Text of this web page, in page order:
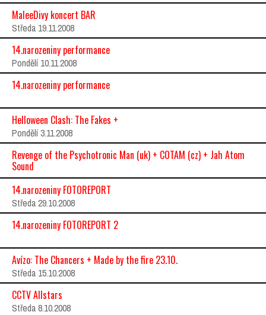
MaleeDivy koncert BAR
Středa 19.11.2008
14.narozeniny performance
Pondělí 10.11.2008
14.narozeniny performance
Helloween Clash: The Fakes +
Pondělí 3.11.2008
Revenge of the Psychotronic Man (uk) + COTAM (cz) + Jah Atom
Sound
14.narozeniny FOTOREPORT
Středa 29.10.2008
14.narozeniny FOTOREPORT 2
Avízo: The Chancers + Made by the fire 23.10.
Středa 15.10.2008
CCTV Allstars
Středa 8.10.2008